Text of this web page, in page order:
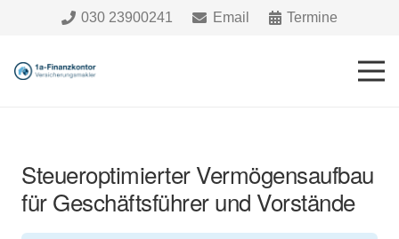
030 23900241 Email Termine
Steueroptimierter Vermögensaufbau
für Geschäftsführer und Vorstände